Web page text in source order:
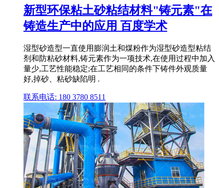
新型环保粘土砂粘结材料"铸元素"在
铸造生产中的应用 百度学术
湿型砂造型一直使用膨润土和煤粉作为湿型砂造型粘结
剂和防粘砂材料,铸元素作为一项技术,在使用过程中加入
量少,工艺性能稳定;在工艺相同的条件下铸件外观质量
好,掉砂、粘砂缺陷明 .
联系电话: 180 3780 8511